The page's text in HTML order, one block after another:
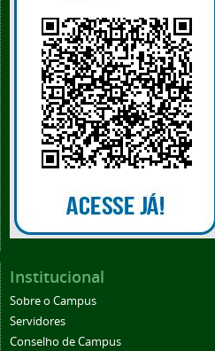
Institucional
Sobre o Campus
Servidores
Conselho de Campus